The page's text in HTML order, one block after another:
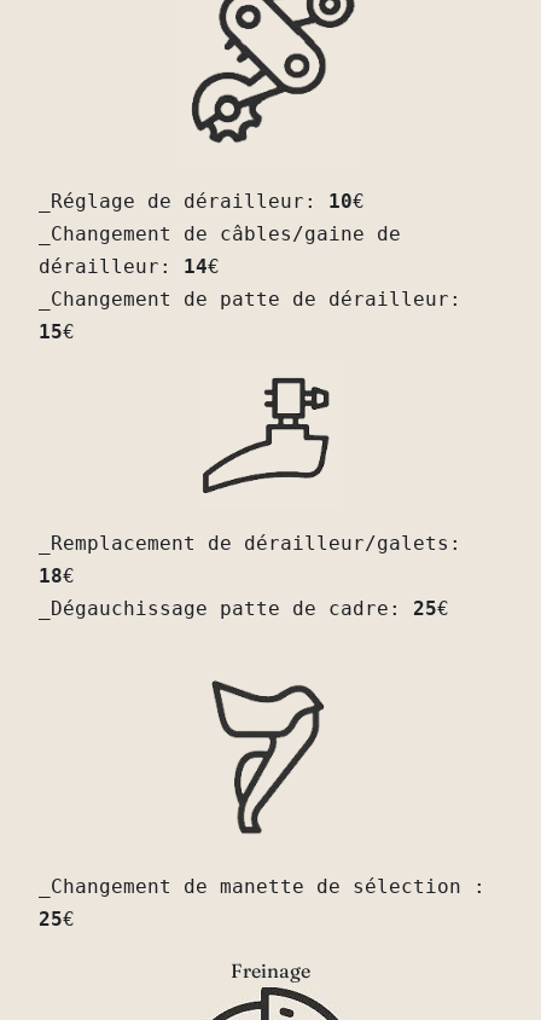
_Réglage de dérailleur: 10€
_Changement de câbles/gaine de
dérailleur: 14€
15€
18€
_Dégauchissage patte de cadre: 25€
25€
Freinage